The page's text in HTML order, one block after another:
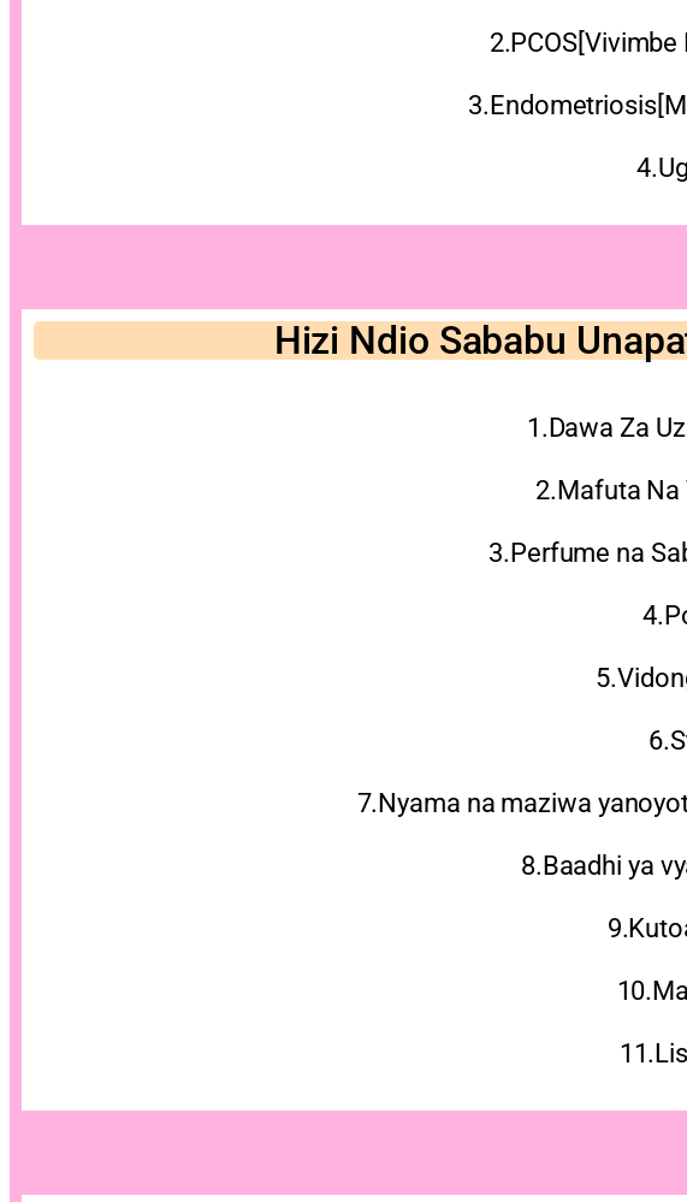
2.PCOS[Vivimbe
Hizi Ndio Sababu
1.Dawa Za
2.Mafuta Na
3.Perfume na
7.Nyama na maziwa
8.Baadhi ya